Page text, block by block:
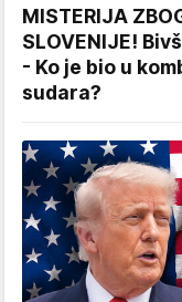
MISTERIJA
SLOVENIJE!
- Ko je bio u
sudara?